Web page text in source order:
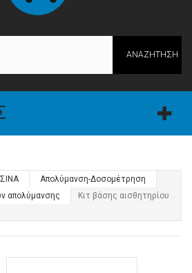
ΑΝΑΖΉΤΗΣΗ
Απολύμανση-Δοσομέτρηση
απολύμανσης
Κιτ βάσης αισθητηρίου